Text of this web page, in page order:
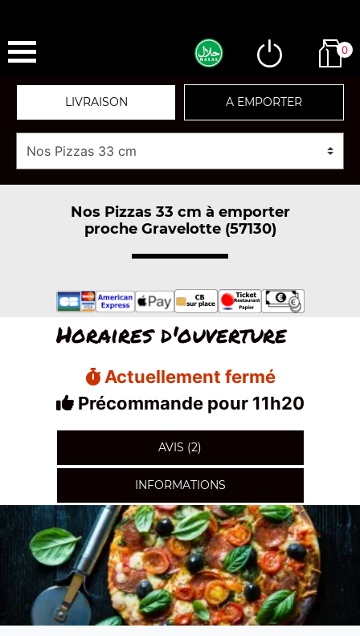
0
LIVRAISON A EMPORTER
Nos Pizzas 33 cm à emporter
proche Gravelotte (57130)
Horaires d'ouverture
Actuellement fermé
Précommande pour 11h20
AVIS (2)
INFORMATIONS